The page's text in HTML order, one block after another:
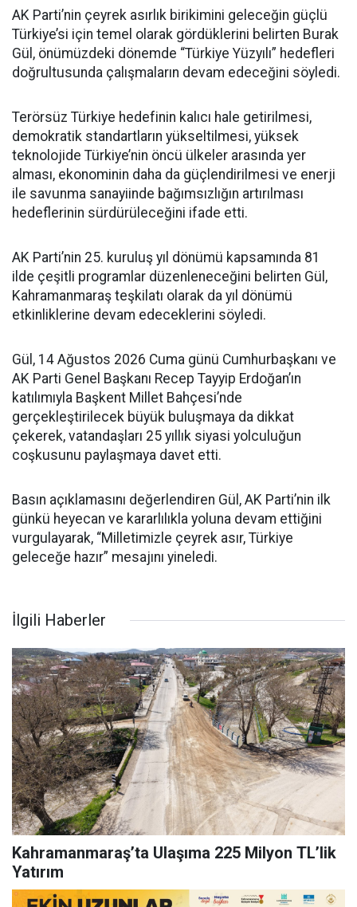
AK Parti’nin çeyrek asırlık birikimini geleceğin güçlü
Türkiye’si için temel olarak gördüklerini belirten Burak
Gül, önümüzdeki dönemde “Türkiye Yüzyılı” hedefleri
doğrultusunda çalışmaların devam edeceğini söyledi.
Terörsüz Türkiye hedefinin kalıcı hale getirilmesi,
demokratik standartların yükseltilmesi, yüksek
teknolojide Türkiye’nin öncü ülkeler arasında yer
alması, ekonominin daha da güçlendirilmesi ve enerji
ile savunma sanayiinde bağımsızlığın artırılması
hedeflerinin sürdürüleceğini ifade etti.
AK Parti’nin 25. kuruluş yıl dönümü kapsamında 81
ilde çeşitli programlar düzenleneceğini belirten Gül,
Kahramanmaraş teşkilatı olarak da yıl dönümü
etkinliklerine devam edeceklerini söyledi.
Gül, 14 Ağustos 2026 Cuma günü Cumhurbaşkanı ve
AK Parti Genel Başkanı Recep Tayyip Erdoğan’ın
katılımıyla Başkent Millet Bahçesi’nde
gerçekleştirilecek büyük buluşmaya da dikkat
çekerek, vatandaşları 25 yıllık siyasi yolculuğun
coşkusunu paylaşmaya davet etti.
Basın açıklamasını değerlendiren Gül, AK Parti’nin ilk
günkü heyecan ve kararlılıkla yoluna devam ettiğini
vurgulayarak, “Milletimizle çeyrek asır, Türkiye
geleceğe hazır” mesajını yineledi.
İlgili Haberler
Kahramanmaraş’ta Ulaşıma 225 Milyon TL’lik
Yatırım